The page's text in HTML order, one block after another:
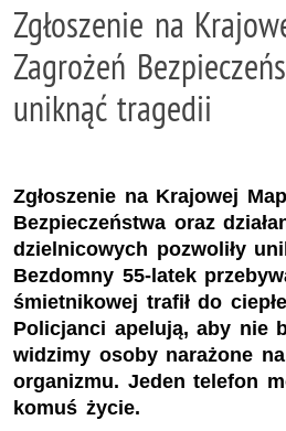
Zgłoszenie na
Zagrożeń
uniknąć tragedii
Zgłoszenie na Krajowej
Bezpieczeństwa oraz
dzielnicowych pozwoliły
Bezdomny 55-latek
śmietnikowej trafił do
Policjanci apelują, aby nie
widzimy osoby narażone
organizmu. Jeden telefon
komuś życie.